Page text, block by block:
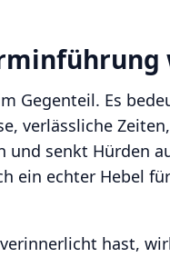
Gegenteil. Es
verlässliche
und senkt Hürden
ein echter Hebel
hast,